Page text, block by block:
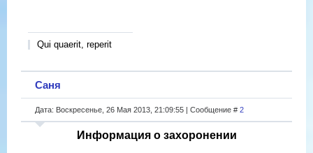
Qui quaerit, reperit
Саня
Дата: Воскресенье, 26 Мая 2013, 21:09:55 | Сообщение # 2
Информация о захоронении